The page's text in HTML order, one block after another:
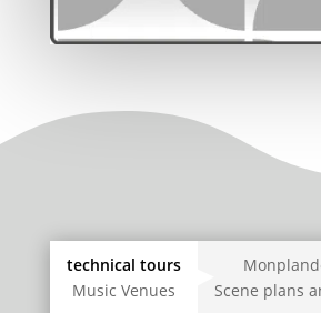
technical tours
Music Venues
Scene plans